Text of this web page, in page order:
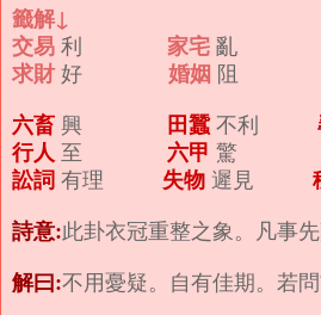
籤解↓
交易 利 家宅 亂
求財好 婚姻 阻
六畜 興 田蠶不利
行人 至 六甲 驚
訟詞 有理 失物 遲見
詩意:此卦衣冠重整之象。凡事先
解曰:不用憂疑。自有佳期。若問